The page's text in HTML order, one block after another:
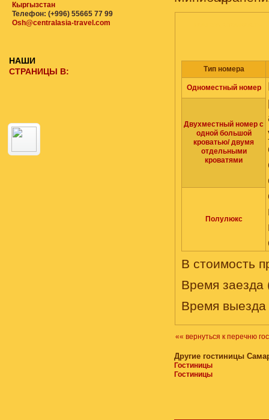
Тип номера
Одноместный номер
Двухместный номер с
одной большой
кроватью/ двумя
отдельными
кроватями
Полулюкс
В стоимость
Время заезда
Время
«« вернуться к перечню
Другие гостиницы
Гостиницы
Гостиницы
Кыргызстан
Телефон: (+996) 55665 77 99
Osh@centralasia-travel.com
НАШИ
СТРАНИЦЫ В: